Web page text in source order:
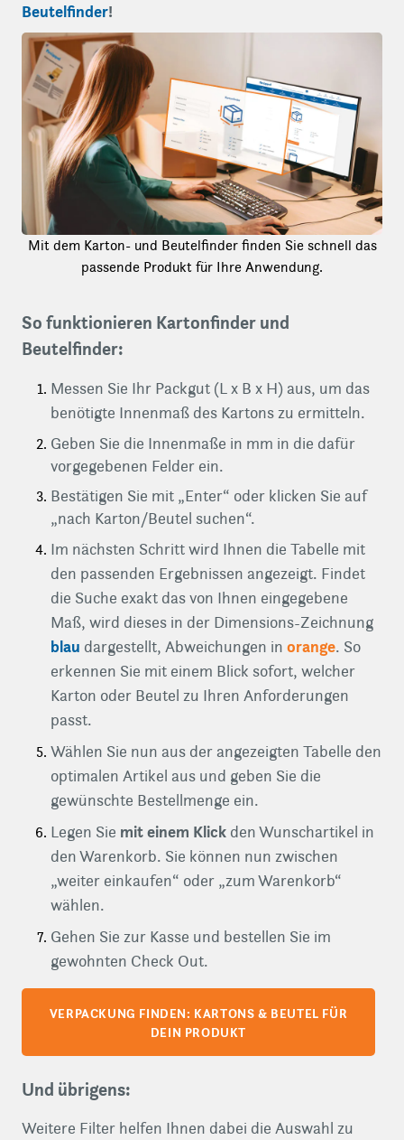
Beutelfinder!
Mit dem Karton- und Beutelfinder finden Sie schnell das
passende Produkt für Ihre Anwendung.
So funktionieren Kartonfinder und
Beutelfinder:
Messen Sie Ihr Packgut (L x B x H) aus, um das
benötigte Innenmaß des Kartons zu ermitteln.
Geben Sie die Innenmaße in mm in die dafür
vorgegebenen Felder ein.
Bestätigen Sie mit „Enter“ oder klicken Sie auf
„nach Karton/Beutel suchen“.
Im nächsten Schritt wird Ihnen die Tabelle mit
den passenden Ergebnissen angezeigt. Findet
die Suche exakt das von Ihnen eingegebene
Maß, wird dieses in der Dimensions-Zeichnung
blau dargestellt, Abweichungen in orange. So
erkennen Sie mit einem Blick sofort, welcher
Karton oder Beutel zu Ihren Anforderungen
passt.
Wählen Sie nun aus der angezeigten Tabelle den
optimalen Artikel aus und geben Sie die
gewünschte Bestellmenge ein.
Legen Sie mit einem Klick den Wunschartikel in
den Warenkorb. Sie können nun zwischen
„weiter einkaufen“ oder „zum Warenkorb“
wählen.
Gehen Sie zur Kasse und bestellen Sie im
gewohnten Check Out.
VERPACKUNG FINDEN: KARTONS & BEUTEL FÜR
DEIN PRODUKT
Und übrigens:
Weitere Filter helfen Ihnen dabei die Auswahl zu